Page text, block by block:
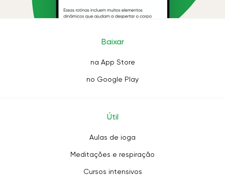
Baixar
na App Store
no Google Play
Útil
Aulas de ioga
Meditações e respiração
Cursos intensivos